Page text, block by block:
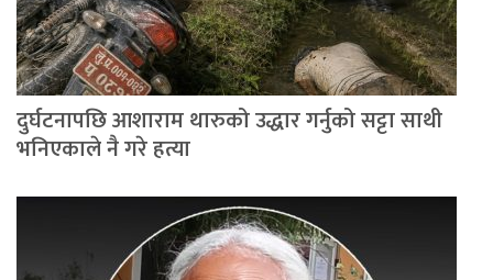
दुर्घटनापछि आशाराम थारुको उद्धार गर्नुको सट्टा साथी
भनिएकाले नै गरे हत्या